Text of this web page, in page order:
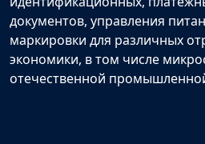
документов, управления
маркировки для различных
экономики, в том числе
отечественной